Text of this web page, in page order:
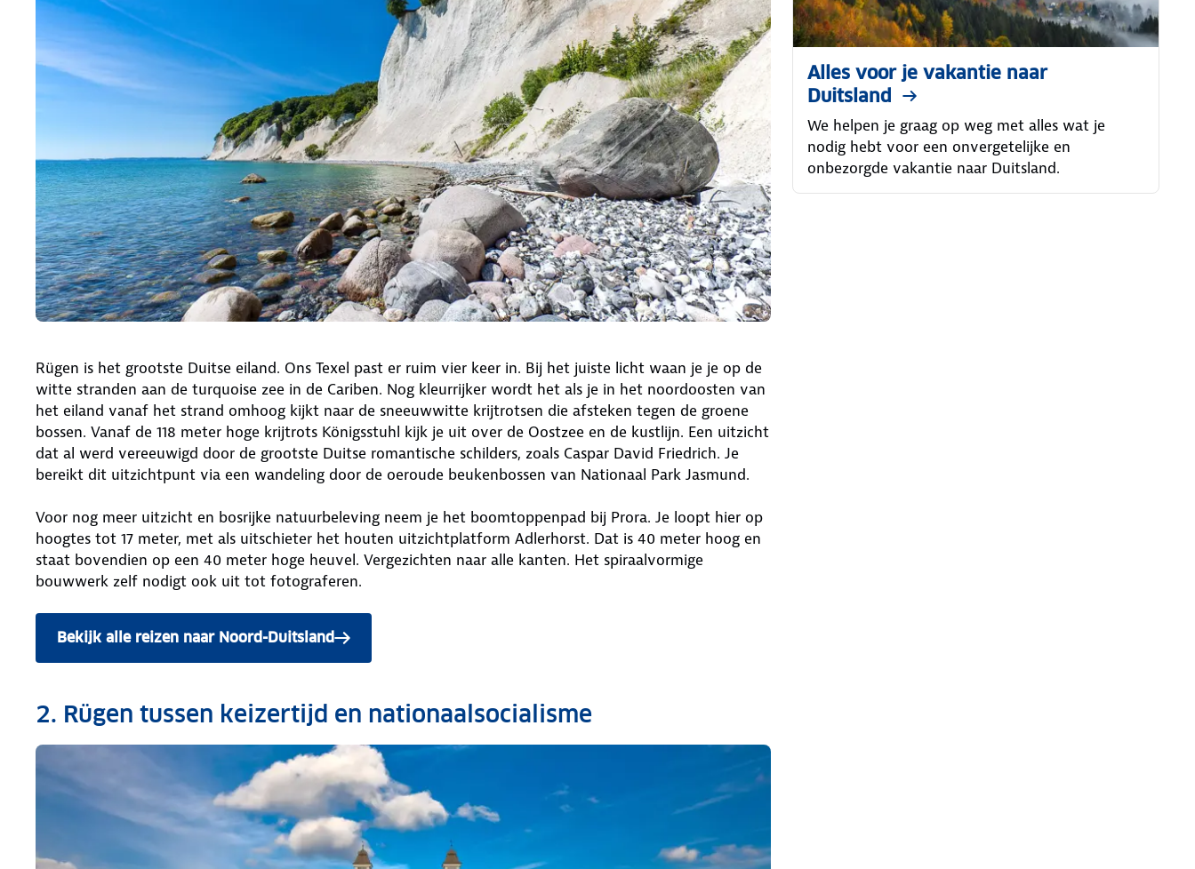
Rügen is het grootste Duitse eiland. Ons Texel past er ruim vier keer in. Bij het juiste licht waan je je op de
witte stranden aan de turquoise zee in de Cariben. Nog kleurrijker wordt het als je in het noordoosten van
het eiland vanaf het strand omhoog kijkt naar de sneeuwwitte krijtrotsen die afsteken tegen de groene
bossen. Vanaf de 118 meter hoge krijtrots Königsstuhl kijk je uit over de Oostzee en de kustlijn. Een uitzicht
dat al werd vereeuwigd door de grootste Duitse romantische schilders, zoals Caspar David Friedrich. Je
bereikt dit uitzichtpunt via een wandeling door de oeroude beukenbossen van Nationaal Park Jasmund.
Voor nog meer uitzicht en bosrijke natuurbeleving neem je het boomtoppenpad bij Prora. Je loopt hier op
hoogtes tot 17 meter, met als uitschieter het houten uitzichtplatform Adlerhorst. Dat is 40 meter hoog en
staat bovendien op een 40 meter hoge heuvel. Vergezichten naar alle kanten. Het spiraalvormige
bouwwerk zelf nodigt ook uit tot fotograferen.
Bekijk alle reizen naar Noord-Duitsland
2. Rügen tussen keizertijd en nationaalsocialisme
Alles voor je vakantie naar
Duitsland
We helpen je graag op weg met alles wat je
nodig hebt voor een onvergetelijke en
onbezorgde vakantie naar Duitsland.